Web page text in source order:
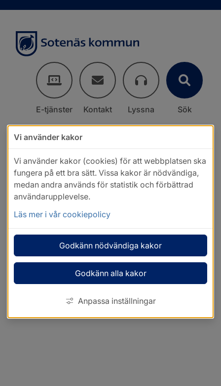
E-tjänster Kontakt Lyssna Sök
Vi använder kakor
Vi använder kakor (cookies) för att webbplatsen ska
fungera på ett bra sätt. Vissa kakor är nödvändiga,
medan andra används för statistik och förbättrad
användarupplevelse.
Läs mer i vår cookiepolicy
Godkänn nödvändiga kakor
Godkänn alla kakor
Anpassa inställningar